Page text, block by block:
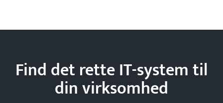
Find det rette IT-system til
dinvirksomhed